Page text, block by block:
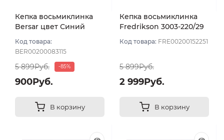
Кепка восьмиклинка
Bersar цвет Синий
Код товара:
BER00200083115
5 899Руб. -85%
900Руб.
В корзину
Кепка восьмиклинка
Fredrikson 3003-220/29
размер 57
Код товара: FRE00200152251
5 899Руб.
2 999Руб.
В корзину